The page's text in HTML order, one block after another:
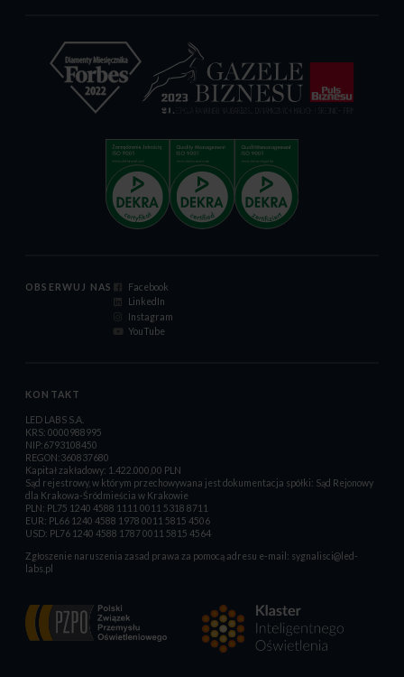
OBSERWUJ NAS
Facebook
LinkedIn
Instagram
YouTube
KONTAKT
LED LABS S.A.
KRS: 0000988995
NIP:6793108450
REGON:360837680
Kapitał zakładowy: 1.422.000,00 PLN
Sąd rejestrowy, w którym przechowywana jest dokumentacja spółki: Sąd Rejonowy
dla Krakowa-Śródmieścia w Krakowie
PLN: PL75 1240 4588 1111 0011 5318 8711
EUR: PL66 1240 4588 1978 0011 5815 4506
USD: PL76 1240 4588 1787 0011 5815 4564
Zgłoszenie naruszenia zasad prawa za pomocą adresu e-mail: sygnalisci@led-
labs.pl